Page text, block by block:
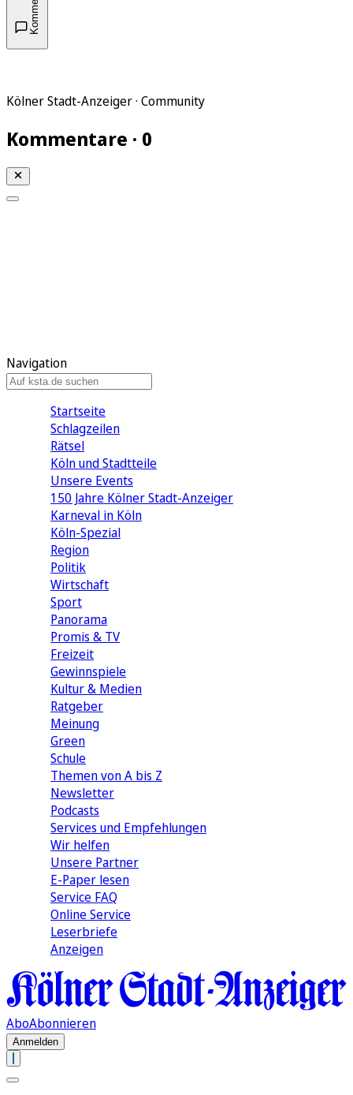
Kölner Stadt-Anzeiger · Community
Kommentare · 0
Navigation
Startseite
Schlagzeilen
Rätsel
Köln und Stadtteile
Unsere Events
150 Jahre Kölner Stadt-Anzeiger
Karneval in Köln
Köln-Spezial
Region
Politik
Wirtschaft
Sport
Panorama
Promis & TV
Freizeit
Gewinnspiele
Kultur & Medien
Ratgeber
Meinung
Green
Schule
Themen von A bis Z
Newsletter
Podcasts
Services und Empfehlungen
Wir helfen
Unsere Partner
E-Paper lesen
Service FAQ
Online Service
Leserbriefe
Anzeigen
AboAbonnieren
Anmelden